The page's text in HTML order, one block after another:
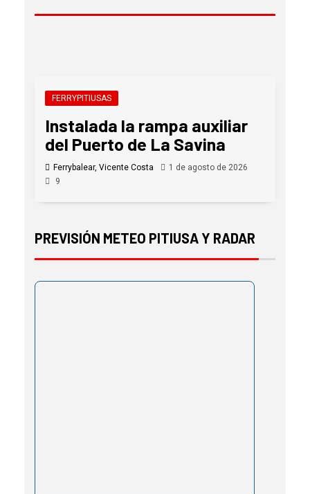
FERRYPITIUSAS
Instalada la rampa auxiliar
del Puerto de La Savina
Ferrybalear, Vicente Costa
1 de agosto de 2026
9
PREVISIÓN METEO PITIUSA Y RADAR